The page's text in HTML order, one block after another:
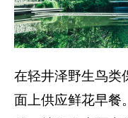
在轻井泽野生鸟类
面上供应鲜花早餐